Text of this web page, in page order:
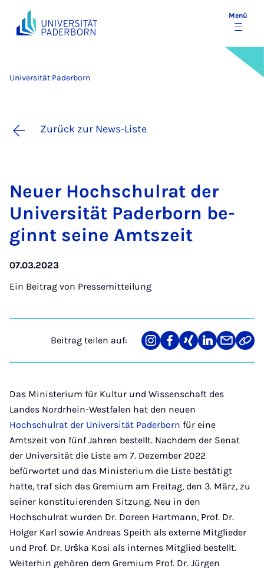
Menü
Universität Paderborn
Zurück zur News-Liste
Neu­er Hoch­schul­rat der
Uni­ver­si­tät Pa­der­born be­
ginnt sei­ne Amts­zeit
07.03.2023
Ein Beitrag von Pressemitteilung
Beitrag teilen auf:
Teilen
auf
Teilen
auf
Teilen
auf
Teilen
auf
Teilen
über
Link
Das Ministerium für Kultur und Wissenschaft des
Landes Nordrhein-Westfalen hat den neuen
Hochschulrat der Universität Paderborn für eine
Amtszeit von fünf Jahren bestellt. Nachdem der Senat
der Universität die Liste am 7. Dezember 2022
befürwortet und das Ministerium die Liste bestätigt
hatte, traf sich das Gremium am Freitag, den 3. März, zu
seiner konstituierenden Sitzung. Neu in den
Hochschulrat wurden Dr. Doreen Hartmann, Prof. Dr.
Holger Karl sowie Andreas Speith als externe Mitglieder
und Prof. Dr. Urška Kosi als internes Mitglied bestellt.
Weiterhin gehören dem Gremium Prof. Dr. Jürgen